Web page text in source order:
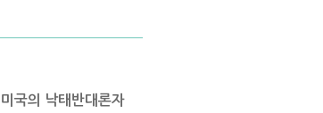
미국의 낙태반대론자